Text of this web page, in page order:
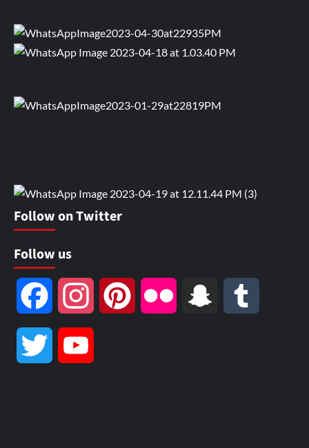
Follow on Twitter
Follow us
Facebook Instagram Pinterest Flickr Snapchat
Twitter